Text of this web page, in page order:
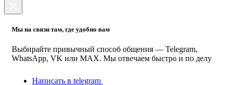
Мы на связи там, где удобно вам
Выбирайте привычный способ общения — Telegram,
WhatsApp, VK или MAX. Мы отвечаем быстро и по делу
Написать в telegram